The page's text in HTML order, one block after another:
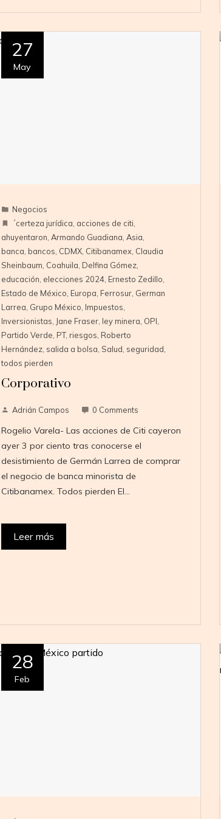
27
May
Negocios
´certeza jurídica, acciones de citi,
ahuyentaron, Armando Guadiana, Asia,
banca, bancos, CDMX, Citibanamex, Claudia
Sheinbaum, Coahuila, Delfina Gómez,
educación, elecciones 2024, Ernesto Zedillo,
Estado de México, Europa, Ferrosur, German
Larrea, Grupo México, Impuestos,
Inversionistas, Jane Fraser, ley minera, OPI,
Partido Verde, PT, riesgos, Roberto
Hernández, salida a bolsa, Salud, seguridad,
todos pierden
Corporativo
Adrián Campos 0 Comments
Rogelio Varela- Las acciones de Citi cayeron
ayer 3 por ciento tras conocerse el
desistimiento de Germán Larrea de comprar
el negocio de banca minorista de
Citibanamex. Todos pierden El…
Leer más
28
Feb